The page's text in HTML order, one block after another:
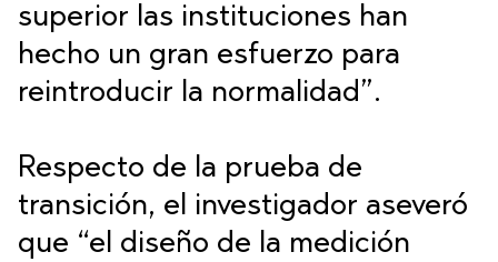
superior las instituciones han
hecho un gran esfuerzo para
reintroducir la normalidad”.
Respecto de la prueba de
transición, el investigador aseveró
que “el diseño de la medición